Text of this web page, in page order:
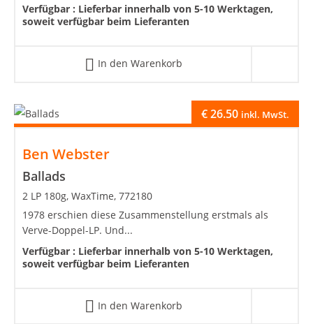
Verfügbar : Lieferbar innerhalb von 5-10 Werktagen,
soweit verfügbar beim Lieferanten
In den Warenkorb
Ben Webster
Ballads
€26.50 inkl. MwSt.
2 LP 180g, WaxTime, 772180
1978 erschien diese Zusammenstellung erstmals als
Verve-Doppel-LP. Und...
Verfügbar : Lieferbar innerhalb von 5-10 Werktagen,
soweit verfügbar beim Lieferanten
In den Warenkorb